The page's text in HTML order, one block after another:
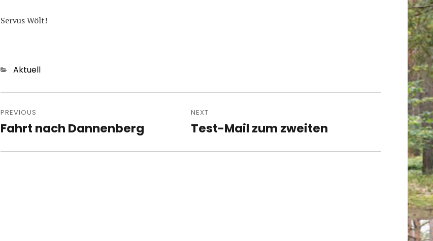
Servus Wölt!
Categories
Aktuell
Post
navigation
PREVIOUS
Previous
Fahrt nach Dannenberg
NEXT
Next
Test-Mail zum zweiten